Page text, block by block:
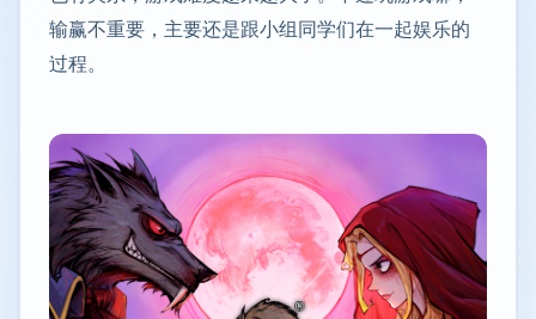
输赢不重要，主要还是跟小组同学们在一起娱乐的
过程。